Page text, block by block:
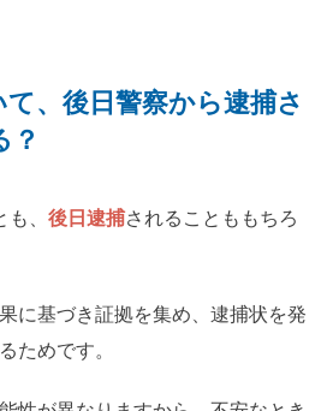
、後日警察から逮捕さ
？
、 後日逮捕されることももちろ
に基づき証拠を集め、逮捕状を発
ためです。